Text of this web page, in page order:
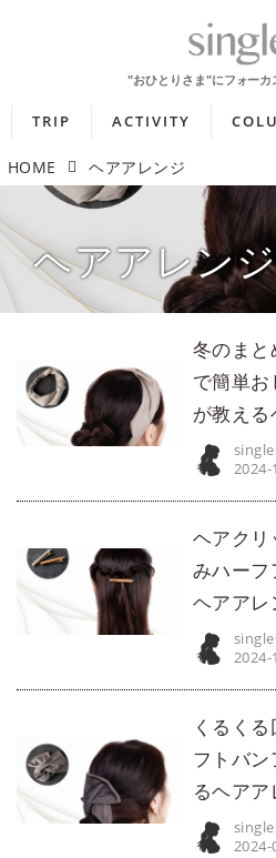
TRIP ACTIVITY
HOME ヘアアレンジ
ヘアアレンジ
冬のま
で簡単
が教える
2024-
ヘアクリ
みハーフ
ヘアアレ
2024-
くるく
フトバン
るヘアア
2024-